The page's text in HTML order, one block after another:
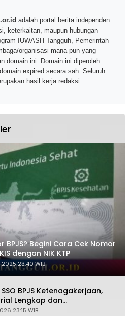
adalah portal berita independen
keterkaitan, maupun hubungan
IUWASH Tangguh, Pemerintah
organisasi mana pun yang
domain ini. Domain ini diperoleh
expired secara sah. Seluruh
hasil kerja redaksi
BPJS? Begini Cara Cek Nomor
dengan NIK KTP
23:40 WIB
BPJS Ketenagakerjaan,
Lengkap dan
23:15 WIB